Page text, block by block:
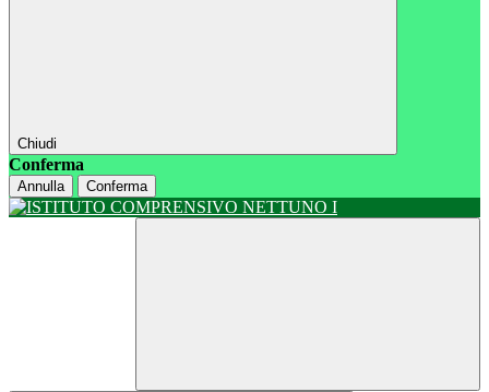
Chiudi
Conferma
Annulla Conferma